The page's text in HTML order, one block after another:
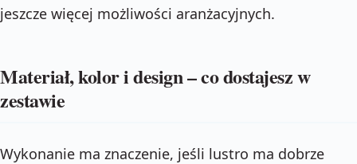
jeszcze więcej możliwości aranżacyjnych.
Materiał, kolor i design – co dostajesz w
zestawie
Wykonanie ma znaczenie, jeśli lustro ma dobrze